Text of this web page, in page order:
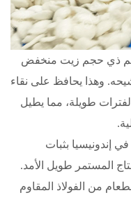
ذي حجم زيت منخفض
وهذا يحافظ على نقاء
لفترات طويلة، مما يطيل
إندونيسيا بثبات
المستمر طويل الأمد.
من الفولاذ المقاوم